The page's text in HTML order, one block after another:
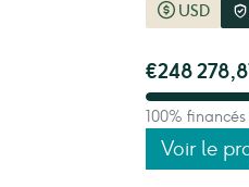
USD
€248
100%
Voir le